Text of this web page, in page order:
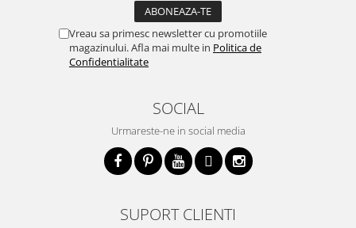
Vreau sa primesc newsletter cu promotiile
magazinului. Afla mai multe in Politica de
Confidentialitate
SOCIAL
Urmareste-ne in social media
SUPORT CLIENTI